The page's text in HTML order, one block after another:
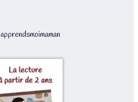
apprendsmoimaman